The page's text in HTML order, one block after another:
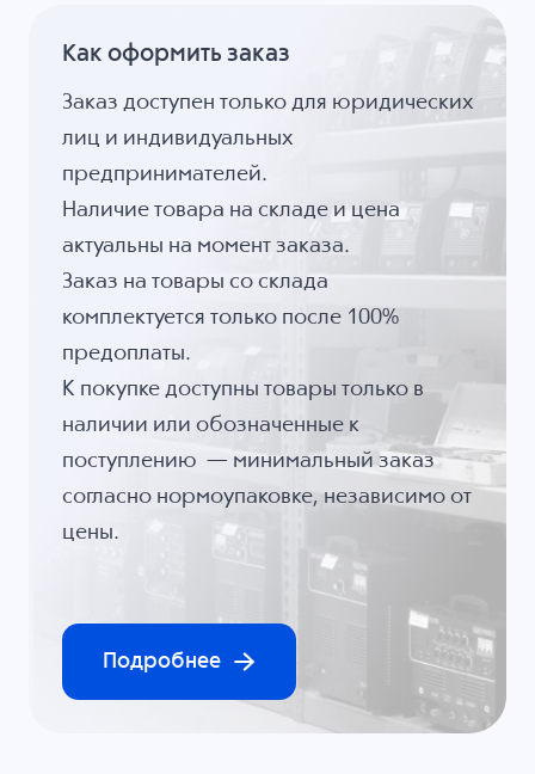
Как оформить заказ
Заказ доступен только для юридических
лиц и индивидуальных
предпринимателей.
Наличие товара на складе и цена
актуальны на момент заказа.
Заказ на товары со склада
комплектуется только после 100%
предоплаты.
К покупке доступны товары только в
наличии или обозначенные к
поступлению — минимальный заказ
согласно нормоупаковке, независимо от
цены.
Подробнее